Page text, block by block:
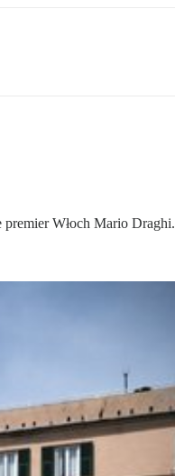
Włoch Mario Draghi.